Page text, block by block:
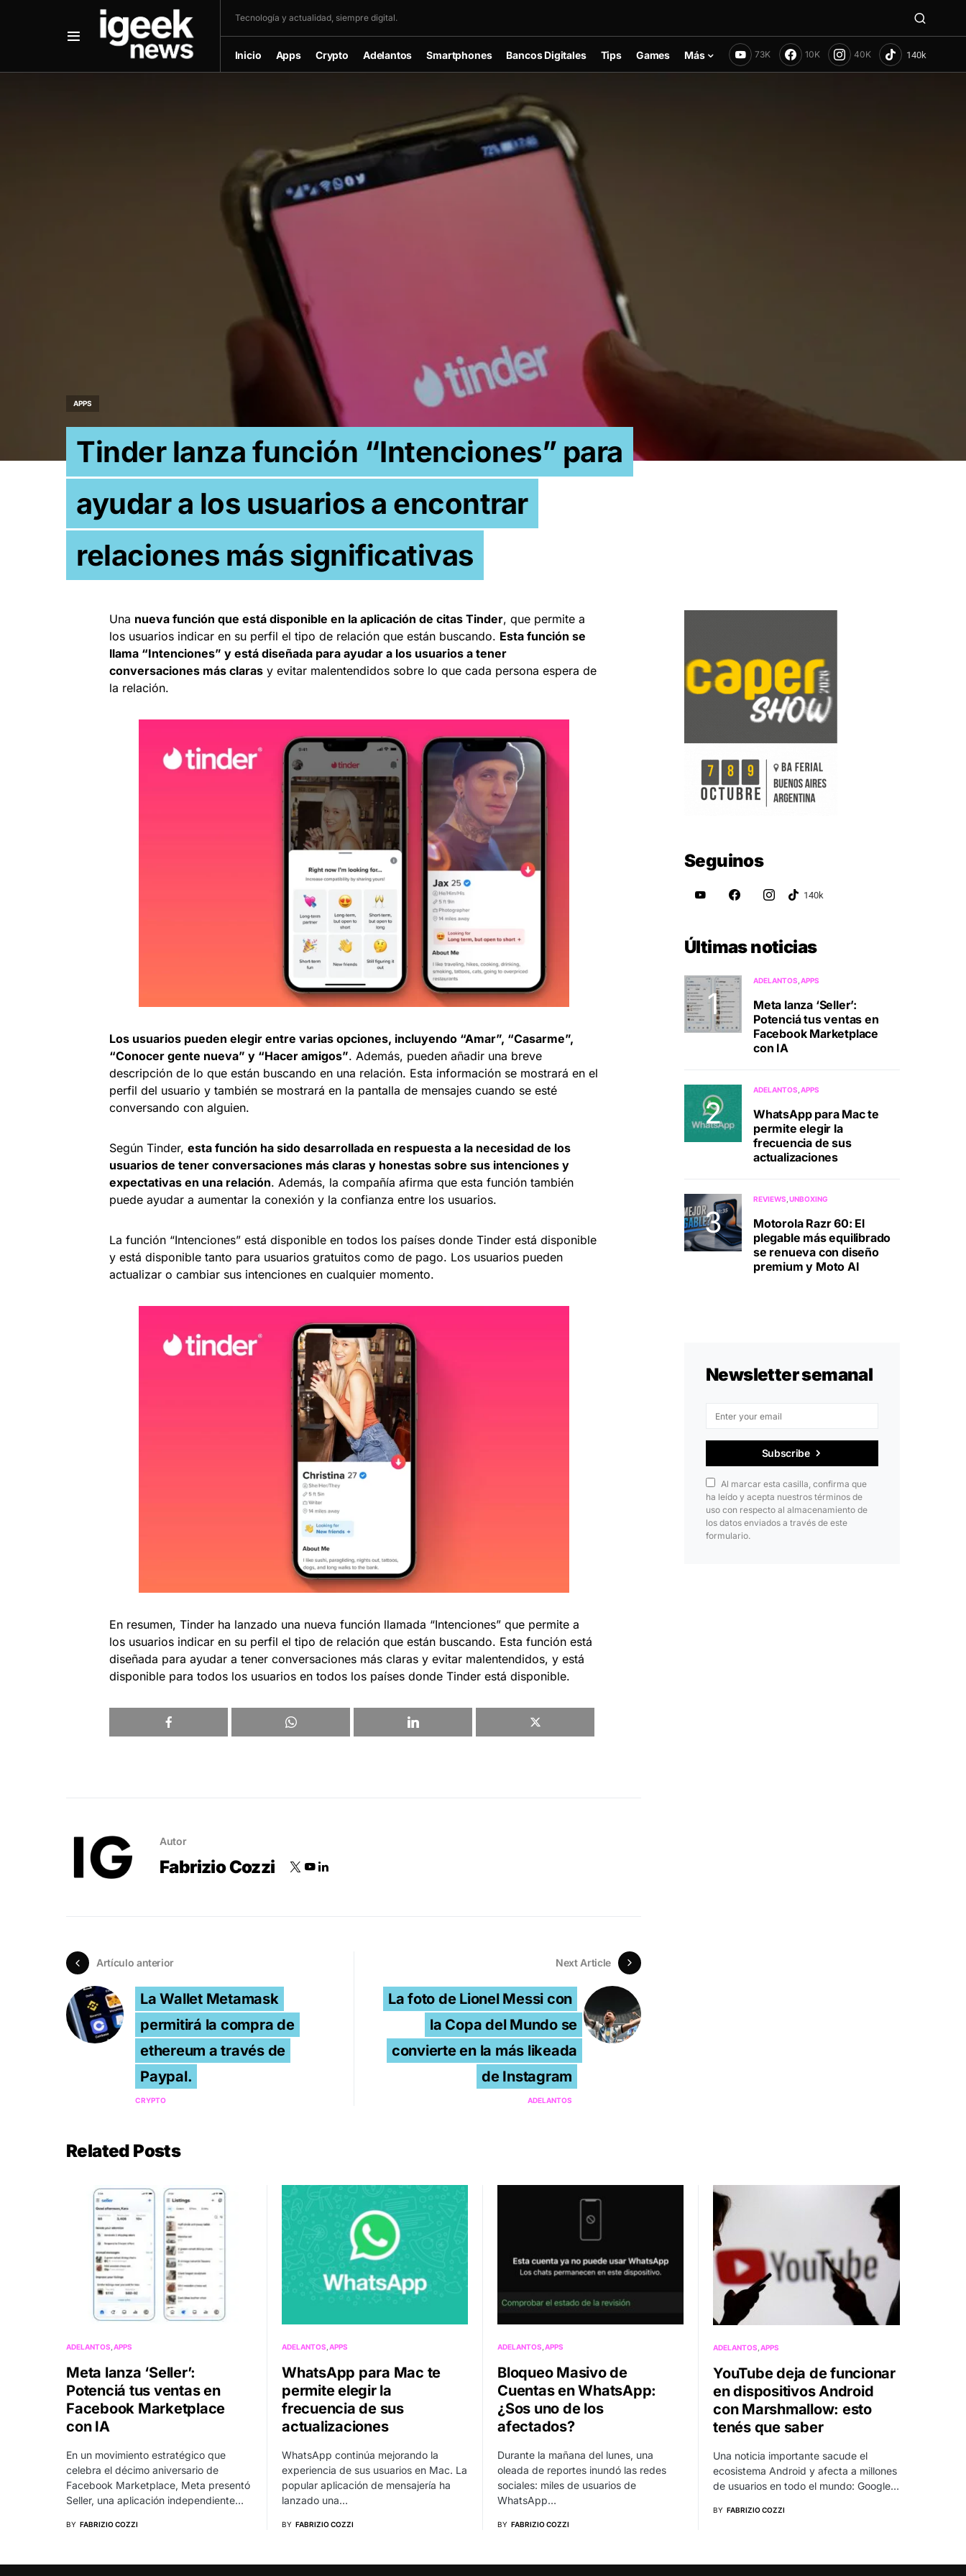
Tecnología y actualidad, siempre digital.
Inicio Apps Crypto Adelantos Smartphones Bancos Digitales Tips Games Más 73K 10K 40K
APPS
Tinder lanza función “Intenciones” para
ayudar a los usuarios a encontrar
relaciones más significativas
Una nueva función que está disponible en la aplicación de citas Tinder, que permite a
los usuarios indicar en su perfil el tipo de relación que están buscando. Esta función se
llama “Intenciones” y está diseñada para ayudar a los usuarios a tener
conversaciones más claras y evitar malentendidos sobre lo que cada persona espera de
la relación.
Los usuarios pueden elegir entre varias opciones, incluyendo “Amar”, “Casarme”,
“Conocer gente nueva” y “Hacer amigos”. Además, pueden añadir una breve
descripción de lo que están buscando en una relación. Esta información se mostrará en el
perfil del usuario y también se mostrará en la pantalla de mensajes cuando se esté
conversando con alguien.
Según Tinder, esta función ha sido desarrollada en respuesta a la necesidad de los
usuarios de tener conversaciones más claras y honestas sobre sus intenciones y
expectativas en una relación. Además, la compañía afirma que esta función también
puede ayudar a aumentar la conexión y la confianza entre los usuarios.
La función “Intenciones” está disponible en todos los países donde Tinder está disponible
y está disponible tanto para usuarios gratuitos como de pago. Los usuarios pueden
actualizar o cambiar sus intenciones en cualquier momento.
En resumen, Tinder ha lanzado una nueva función llamada “Intenciones” que permite a
los usuarios indicar en su perfil el tipo de relación que están buscando. Esta función está
diseñada para ayudar a tener conversaciones más claras y evitar malentendidos, y está
disponible para todos los usuarios en todos los países donde Tinder está disponible.
Autor
Fabrizio Cozzi
Artículo anterior
La Wallet Metamask
permitirá la compra de
ethereum a través de
Paypal.
CRYPTO
Next Article
La foto de Lionel Messi con
la Copa del Mundo se
convierte en la más likeada
de Instagram
ADELANTOS
Seguinos
Últimas noticias
ADELANTOS APPS
Meta lanza ‘Seller’:
Potenciá tus ventas en
Facebook Marketplace
con IA
ADELANTOS APPS
WhatsApp para Mac te
permite elegir la
frecuencia de sus
actualizaciones
REVIEWS UNBOXING
Motorola Razr 60: El
plegable más equilibrado
se renueva con diseño
premium y Moto AI
Newsletter semanal
Subscribe
Al marcar esta casilla, confirma que
ha leído y acepta nuestros términos de
uso con respecto al almacenamiento de
los datos enviados a través de este
formulario.
Related Posts
ADELANTOS APPS
Meta lanza ‘Seller’:
Potenciá tus ventas en
Facebook Marketplace
con IA
En un movimiento estratégico que
celebra el décimo aniversario de
Facebook Marketplace, Meta presentó
Seller, una aplicación independiente…
BY FABRIZIO COZZI
ADELANTOS APPS
WhatsApp para Mac te
permite elegir la
frecuencia de sus
actualizaciones
WhatsApp continúa mejorando la
experiencia de sus usuarios en Mac. La
popular aplicación de mensajería ha
lanzado una…
BY FABRIZIO COZZI
ADELANTOS APPS
Bloqueo Masivo de
Cuentas en WhatsApp:
¿Sos uno de los
afectados?
Durante la mañana del lunes, una
oleada de reportes inundó las redes
sociales: miles de usuarios de
WhatsApp…
BY FABRIZIO COZZI
ADELANTOS APPS
YouTube deja de funcionar
en dispositivos Android
con Marshmallow: esto
tenés que saber
Una noticia importante sacude el
ecosistema Android y afecta a millones
de usuarios en todo el mundo: Google…
BY FABRIZIO COZZI